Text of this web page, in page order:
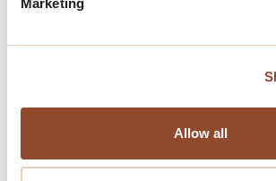
Marketing
Allow all
Onze Diensten
Professioneel VVE-beheer: